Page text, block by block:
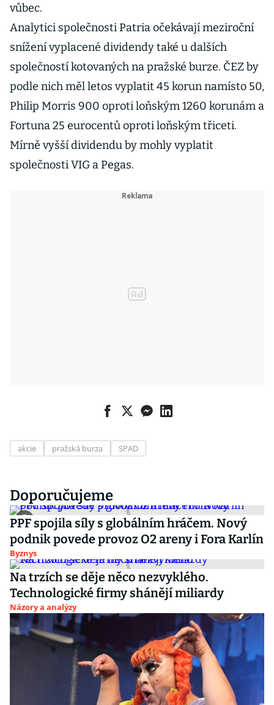
vůbec.
Analytici společnosti Patria očekávají meziroční
snížení vyplacené dividendy také u dalších
společností kotovaných na pražské burze. ČEZ by
podle nich měl letos vyplatit 45 korun namísto 50,
Philip Morris 900 oproti loňským 1260 korunám a
Fortuna 25 eurocentů oproti loňským třiceti.
Mírně vyšší dividendu by mohly vyplatit
společnosti VIG a Pegas.
akcie pražská burza SPAD
Doporučujeme
PPF spojila síly s globálním hráčem. Nový
podnik povede provoz O2 areny i Fora Karlín
Byznys
Na trzích se děje něco nezvyklého.
Technologické firmy shánějí miliardy
Názory a analýzy